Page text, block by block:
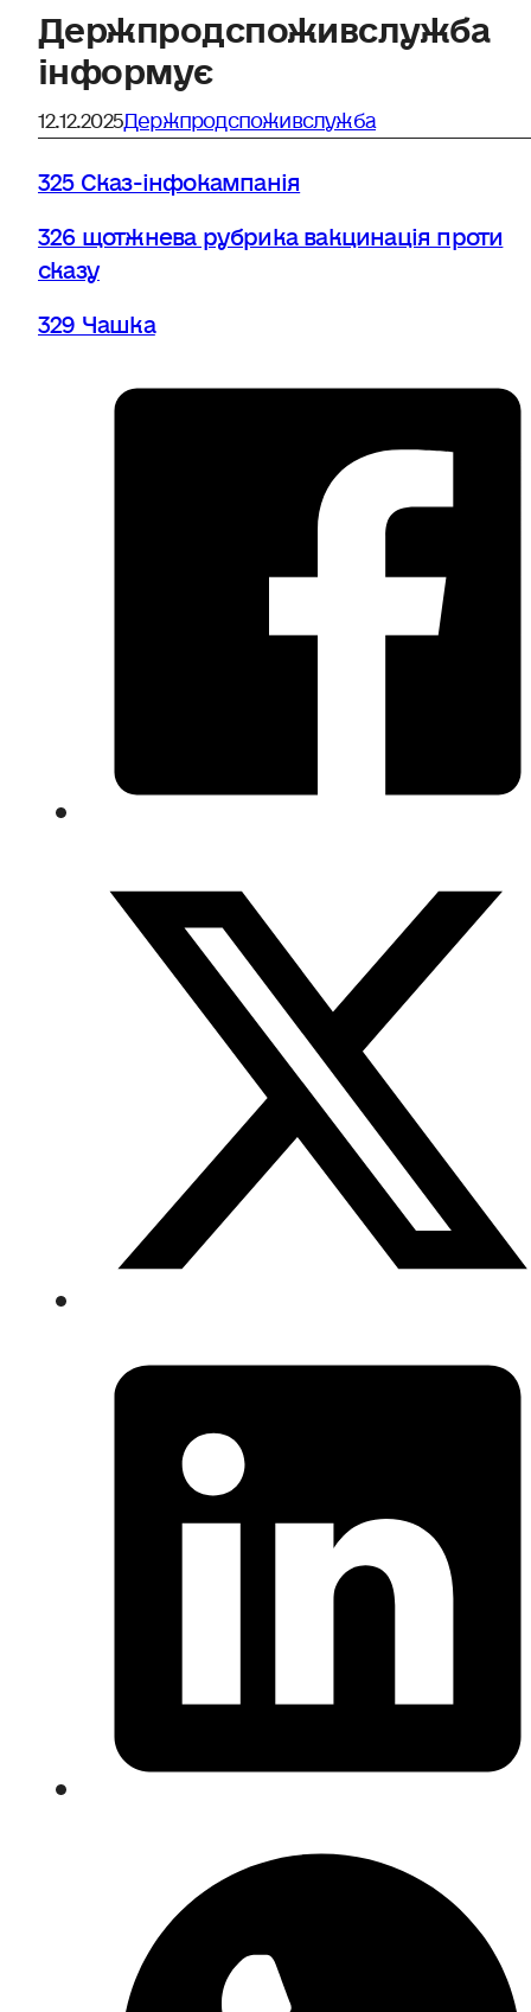
Держпродспоживслужба
інформує
12.12.2025Держпродспоживслужба
325 Сказ-інфокампанія
326 щотжнева рубрика вакцинація проти
сказу
329 Чашка